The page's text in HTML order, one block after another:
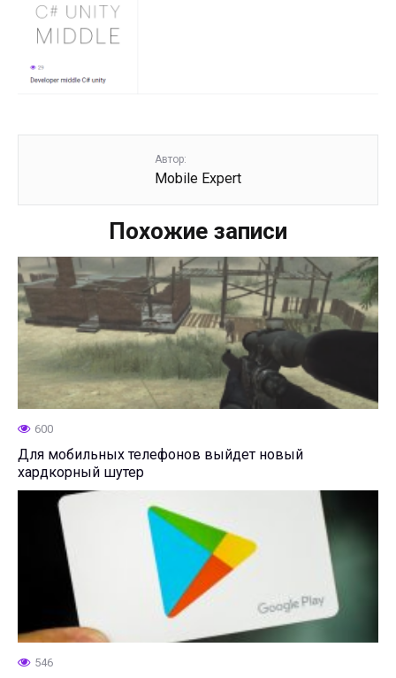
Автор:
Mobile Expert
Похожие записи
600
Для мобильных телефонов выйдет новый
хардкорный шутер
546